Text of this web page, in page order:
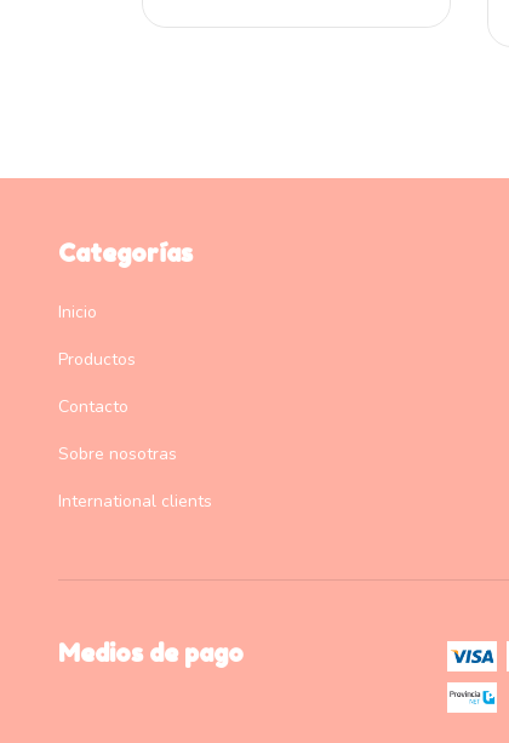
Categorías
Inicio
Productos
Contacto
Sobre nosotras
International clients
Medios de pago